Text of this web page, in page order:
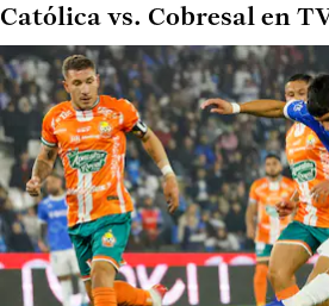
Católica vs. Cobresal en